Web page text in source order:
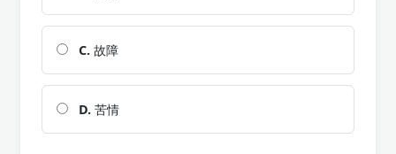
C. 故障
D. 苦情